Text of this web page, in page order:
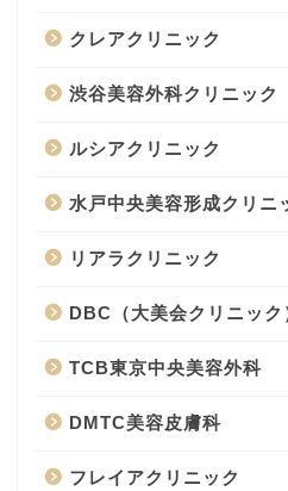
クレアクリニック
渋谷美容外科クリニック
ルシアクリニック
水戸中央美容形成クリニ
リアラクリニック
DBC（大美会クリニック
TCB東京中央美容外科
DMTC美容皮膚科
フレイアクリニック